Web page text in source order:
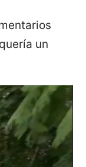
un